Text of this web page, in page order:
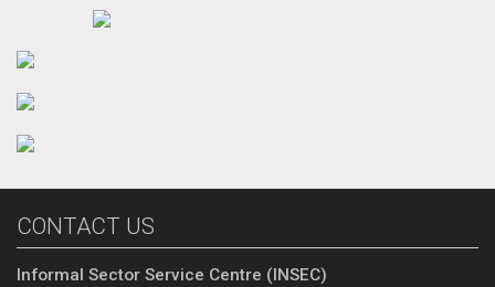
CONTACT US
Informal Sector Service Centre (INSEC)